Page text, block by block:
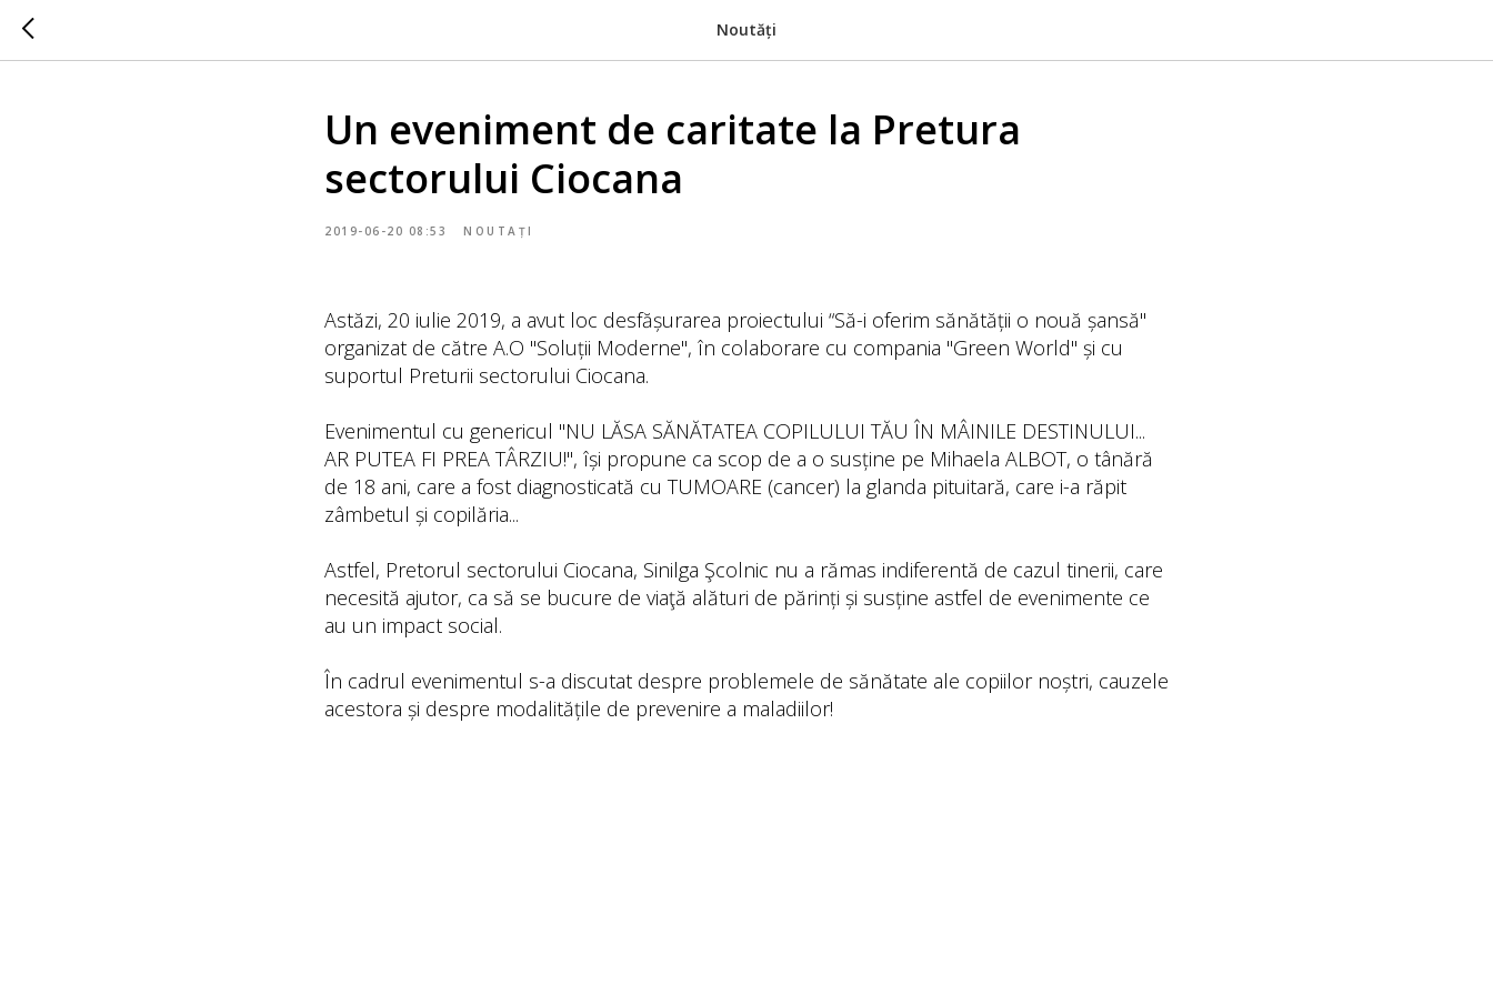
Noutăți
Un eveniment de caritate la Pretura
sectorului Ciocana
2019-06-20 08:53 NOUTAȚI
Astăzi, 20 iulie 2019, a avut loc desfășurarea proiectului “Să-i oferim sănătății o nouă șansă"
organizat de către A.O "Soluții Moderne", în colaborare cu compania "Green World" și cu
suportul Preturii sectorului Ciocana.
Evenimentul cu genericul "NU LĂSA SĂNĂTATEA COPILULUI TĂU ÎN MÂINILE DESTINULUI...
AR PUTEA FI PREA TÂRZIU!", își propune ca scop de a o susține pe Mihaela ALBOT, o tânără
de 18 ani, care a fost diagnosticată cu TUMOARE (cancer) la glanda pituitară, care i-a răpit
zâmbetul și copilăria...
Astfel, Pretorul sectorului Ciocana, Sinilga Şcolnic nu a rămas indiferentă de cazul tinerii, care
necesită ajutor, ca să se bucure de viaţă alături de părinți și susține astfel de evenimente ce
au un impact social.
În cadrul evenimentul s-a discutat despre problemele de sănătate ale copiilor noștri, cauzele
acestora și despre modalitățile de prevenire a maladiilor!